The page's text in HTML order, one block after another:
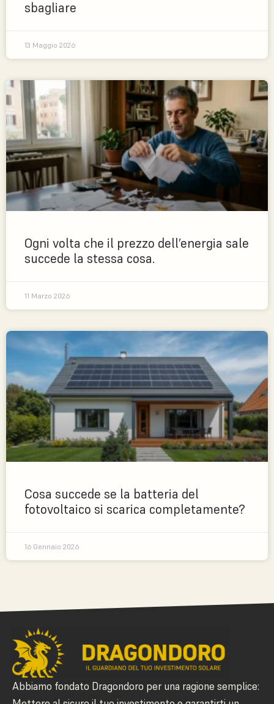
sbagliare
13 Maggio 2026
Ogni volta che il prezzo dell’energia sale
succede la stessa cosa.
11 Marzo 2026
Cosa succede se la batteria del
fotovoltaico si scarica completamente?
16 Gennaio 2026
Abbiamo fondato Dragondoro per una ragione semplice: